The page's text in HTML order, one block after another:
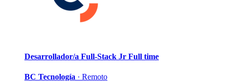
Desarrollador/a Full-Stack Jr Full time
BC Tecnología · Remoto